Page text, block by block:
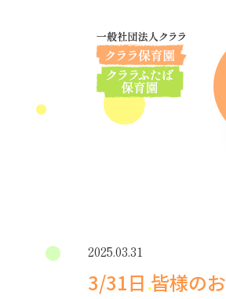
2025.03.31
3/31日 皆様の